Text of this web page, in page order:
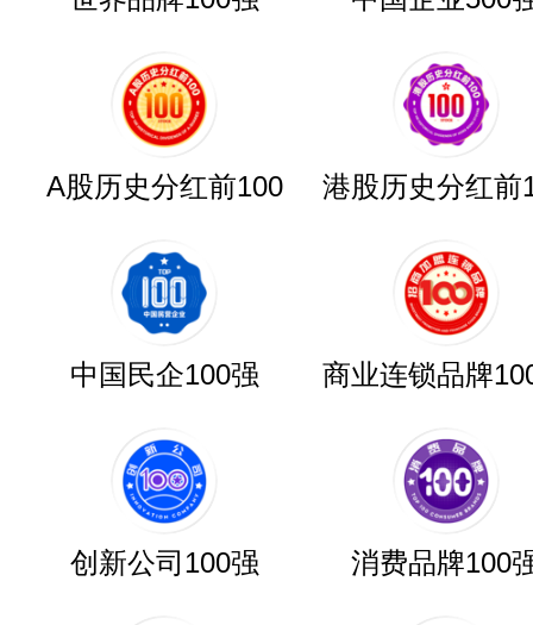
A股历史分红前100 港股历史分红前
中国民企100强 商业连锁品牌
创新公司100强 消费品牌100